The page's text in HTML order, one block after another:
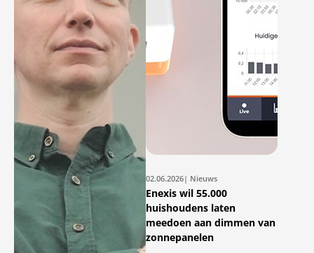
02.06.2026| Nieuws
Enexis wil 55.000
huishoudens laten
meedoen aan dimmen van
zonnepanelen